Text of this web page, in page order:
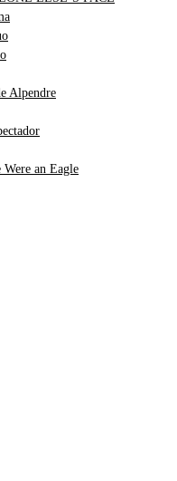
Alpendre
an Eagle